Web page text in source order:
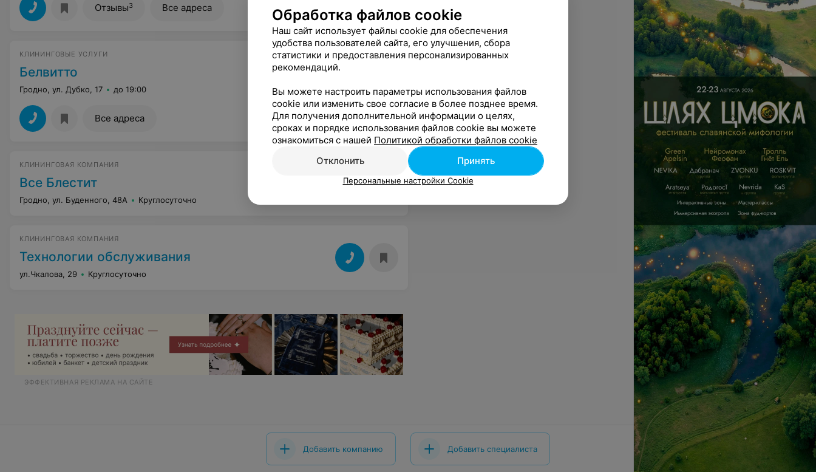
Отзывы3 Все адреса
КЛИНИНГОВЫЕ УСЛУГИ
Белвитто
Гродно, ул. Дубко, 17 до 19:00
Все адреса
КЛИНИНГОВАЯ КОМПАНИЯ
Все Блестит
Гродно, ул. Буденного, 48А Круглосуточно
КЛИНИНГОВАЯ КОМПАНИЯ
Технологии обслуживания
ул.Чкалова, 29 Круглосуточно
ЭФФЕКТИВНАЯ РЕКЛАМА НА САЙТЕ
Добавить компанию Добавить специалиста
Обработка файлов cookie
Наш сайт использует файлы cookie для обеспечения
удобства пользователей сайта, его улучшения, сбора
статистики и предоставления персонализированных
рекомендаций.
Вы можете настроить параметры использования файлов
cookie или изменить свое согласие в более позднее время.
Для получения дополнительной информации о целях,
сроках и порядке использования файлов cookie вы можете
ознакомиться с нашей Политикой обработки файлов cookie
Отклонить
Принять
Персональные настройки Cookie